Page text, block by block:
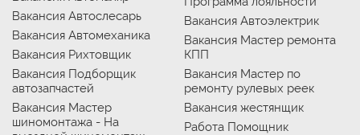
Вакансия Автослесарь
Вакансия Автомеханика
Вакансия Рихтовщик
Вакансия Подборщик
автозапчастей
Вакансия Мастер
шиномонтажа - На
Вакансия Автоэлектрик
Вакансия Мастер ремонта
КПП
Вакансия Мастер по
ремонту рулевых реек
Вакансия жестянщик
Работа Помощник